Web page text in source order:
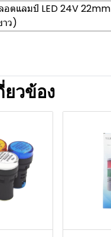
อตแลมป์ LED 24V 22mm
ว)
วข้อง